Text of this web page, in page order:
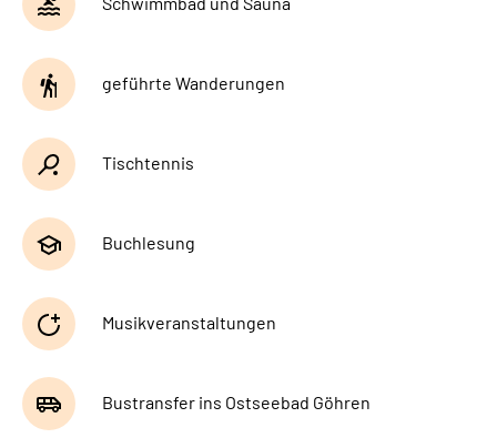
geführte Wanderungen
Tischtennis
Buchlesung
Musikveranstaltungen
Bustransfer ins Ostseebad Göhren